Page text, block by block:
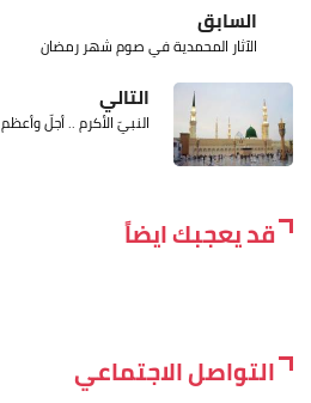
السابق
الآثار المحمدية في صوم شهر رمضان
التالي
النبيّ الأكرم .. أجلّ وأعظم
قد يعجبك ايضاً
التواصل الاجتماعي